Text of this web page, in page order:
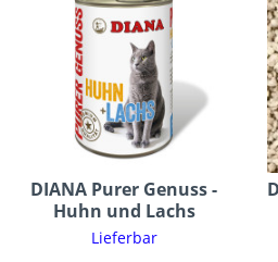
DIANA Purer Genuss -
Huhn und Lachs
Lieferbar